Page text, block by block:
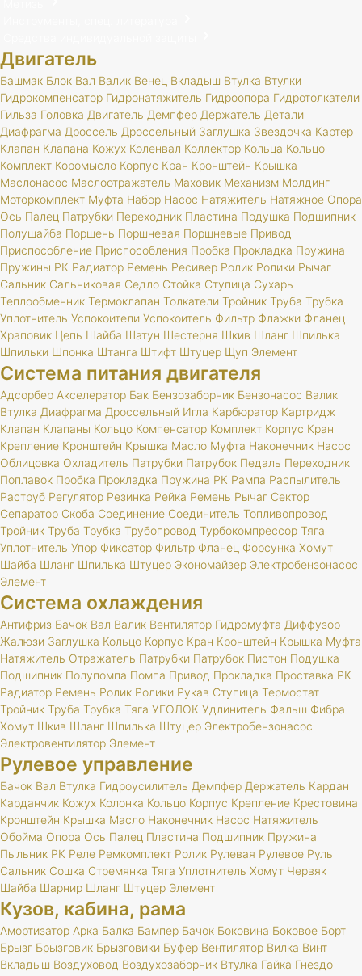
Двигатель
Башмак Блок Вал Валик Венец Вкладыш Втулка Втулки
Гидрокомпенсатор Гидронатяжитель Гидроопора Гидротолкатели
Гильза Головка Двигатель Демпфер Держатель Детали
Диафрагма Дроссель Дроссельный Заглушка Звездочка Картер
Клапан Клапана Кожух Коленвал Коллектор Кольца Кольцо
Комплект Коромысло Корпус Кран Кронштейн Крышка
Маслонасос Маслоотражатель Маховик Механизм Молдинг
Моторкомплект Муфта Набор Насос Натяжитель Натяжное Опора
Ось Палец Патрубки Переходник Пластина Подушка Подшипник
Полушайба Поршень Поршневая Поршневые Привод
Приспособление Приспособления Пробка Прокладка Пружина
Пружины РК Радиатор Ремень Ресивер Ролик Ролики Рычаг
Сальник Сальниковая Седло Стойка Ступица Сухарь
Теплообменник Термоклапан Толкатели Тройник Труба Трубка
Уплотнитель Успокоители Успокоитель Фильтр Флажки Фланец
Храповик Цепь Шайба Шатун Шестерня Шкив Шланг Шпилька
Шпильки Шпонка Штанга Штифт Штуцер Щуп Элемент
Система питания двигателя
Адсорбер Акселератор Бак Бензозаборник Бензонасос Валик
Втулка Диафрагма Дроссельный Игла Карбюратор Картридж
Клапан Клапаны Кольцо Компенсатор Комплект Корпус Кран
Крепление Кронштейн Крышка Масло Муфта Наконечник Насос
Облицовка Охладитель Патрубки Патрубок Педаль Переходник
Поплавок Пробка Прокладка Пружина РК Рампа Распылитель
Раструб Регулятор Резинка Рейка Ремень Рычаг Сектор
Сепаратор Скоба Соединение Соединитель Топливопровод
Тройник Труба Трубка Трубопровод Турбокомпрессор Тяга
Уплотнитель Упор Фиксатор Фильтр Фланец Форсунка Хомут
Шайба Шланг Шпилька Штуцер Экономайзер Электробензонасос
Элемент
Система охлаждения
Антифриз Бачок Вал Валик Вентилятор Гидромуфта Диффузор
Жалюзи Заглушка Кольцо Корпус Кран Кронштейн Крышка Муфта
Натяжитель Отражатель Патрубки Патрубок Пистон Подушка
Подшипник Полупомпа Помпа Привод Прокладка Проставка РК
Радиатор Ремень Ролик Ролики Рукав Ступица Термостат
Тройник Труба Трубка Тяга УГОЛОК Удлинитель Фальш Фибра
Хомут Шкив Шланг Шпилька Штуцер Электробензонасос
Электровентилятор Элемент
Рулевое управление
Бачок Вал Втулка Гидроусилитель Демпфер Держатель Кардан
Карданчик Кожух Колонка Кольцо Корпус Крепление Крестовина
Кронштейн Крышка Масло Наконечник Насос Натяжитель
Обойма Опора Ось Палец Пластина Подшипник Пружина
Пыльник РК Реле Ремкомплект Ролик Рулевая Рулевое Руль
Сальник Сошка Стремянка Тяга Уплотнитель Хомут Червяк
Шайба Шарнир Шланг Штуцер Элемент
Кузов, кабина, рама
Амортизатор Арка Балка Бампер Бачок Боковина Боковое Борт
Брызг Брызговик Брызговики Буфер Вентилятор Вилка Винт
Вкладыш Воздуховод Воздухозаборник Втулка Гайка Гнездо